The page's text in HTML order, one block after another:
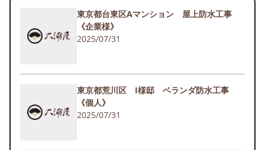
東京都台東区Aマンション 屋上防水工事
《企業様》
2025/07/31
東京都荒川区 I様邸 ベランダ防水工事
《個人》
2025/07/31